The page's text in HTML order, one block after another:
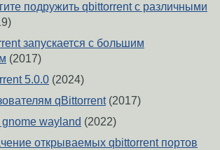
подружить qbittorrent c различными
запускается с большим
(2017)
5.0.0 (2024)
qBittorrent(2017)
wayland (2022)
открываемых qbittorrent портов